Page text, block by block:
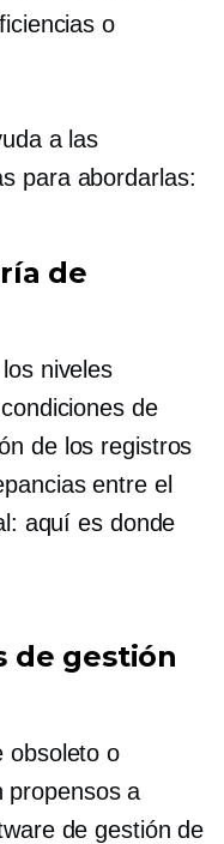
o
a las
para abordarlas:
de
niveles
de
de los registros
entre el
aquí es donde
de gestión
obsoleto o
propensos a
de gestión de